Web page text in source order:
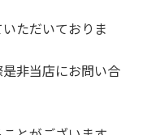
ただいておりま
非当店にお問い合